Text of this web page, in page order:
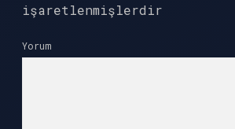
işaretlenmişlerdir
Yorum